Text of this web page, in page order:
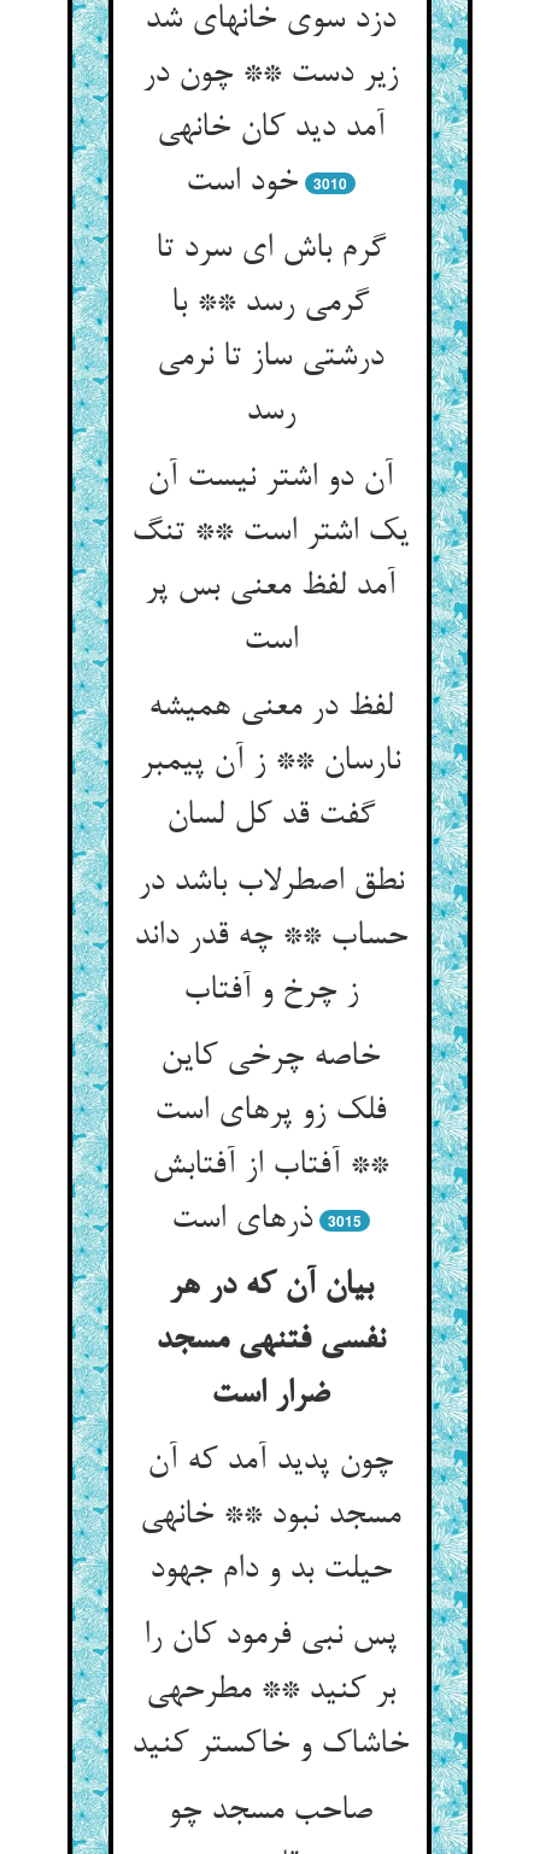
دزد سوی خانه‏ای شد
زیر دست ** چون در
آمد دید کان خانه‏ی
خود است‏
3010
گرم باش ای سرد تا
گرمی رسد ** با
درشتی ساز تا نرمی
رسد
آن دو اشتر نیست آن
یک اشتر است ** تنگ
آمد لفظ معنی بس پر
است‏
لفظ در معنی همیشه
نارسان ** ز آن پیمبر
گفت قد کل لسان‏
نطق اصطرلاب باشد در
حساب ** چه قدر داند
ز چرخ و آفتاب‏
خاصه چرخی کاین
فلک زو پره‏ای است
** آفتاب از آفتابش
ذره‏ای است‏
3015
بیان آن که در هر
نفسی فتنه‏ی مسجد
ضرار است‏
چون پدید آمد که آن
مسجد نبود ** خانه‏ی
حیلت بد و دام جهود
پس نبی فرمود کان را
بر کنید ** مطرحه‏ی
خاشاک و خاکستر کنید
صاحب مسجد چو